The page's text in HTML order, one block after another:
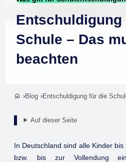
Entschuldigung
Schule – Das
beachten
Blog Entschuldigung für die
Auf dieser Seite
In Deutschland sind alle Kinder
bzw. bis zur Vollendung